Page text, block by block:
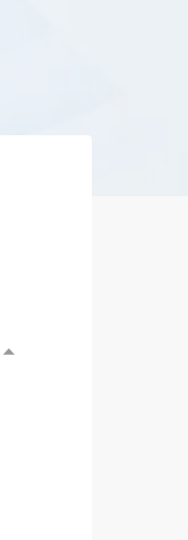
